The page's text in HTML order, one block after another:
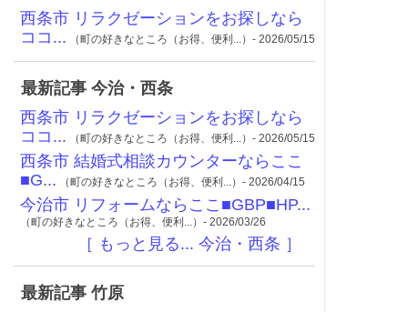
西条市 リラクゼーションをお探しなら
ココ... （町の好きなところ（お得、便利...）- 2026/05/15
最新記事 今治・西条
西条市 リラクゼーションをお探しなら
ココ... （町の好きなところ（お得、便利...）- 2026/05/15
西条市 結婚式相談カウンターならここ
■G... （町の好きなところ（お得、便利...）- 2026/04/15
今治市 リフォームならここ■GBP■HP...
（町の好きなところ（お得、便利...）- 2026/03/26
［ もっと見る... 今治・西条 ］
最新記事 竹原